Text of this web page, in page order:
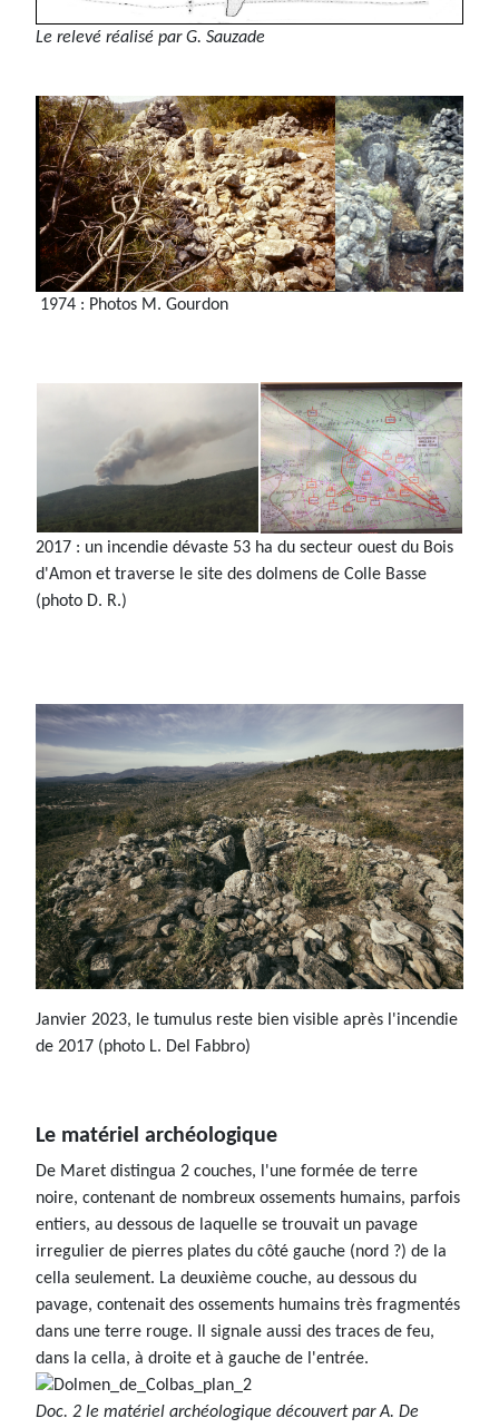
Le relevé réalisé par G. Sauzade
1974 : Photos M. Gourdon
2017 : un incendie dévaste 53 ha du secteur ouest du Bois
d'Amon et traverse le site des dolmens de Colle Basse
(photo D. R.)
Janvier 2023, le tumulus reste bien visible après l'incendie
de 2017 (photo L. Del Fabbro)
Le matériel archéologique
De Maret distingua 2 couches, l'une formée de terre
noire, contenant de nombreux ossements humains, parfois
entiers, au dessous de laquelle se trouvait un pavage
irregulier de pierres plates du côté gauche (nord ?) de la
cella seulement. La deuxième couche, au dessous du
pavage, contenait des ossements humains très fragmentés
dans une terre rouge. Il signale aussi des traces de feu,
dans la cella, à droite et à gauche de l'entrée.
Doc. 2 le matériel archéologique découvert par A. De